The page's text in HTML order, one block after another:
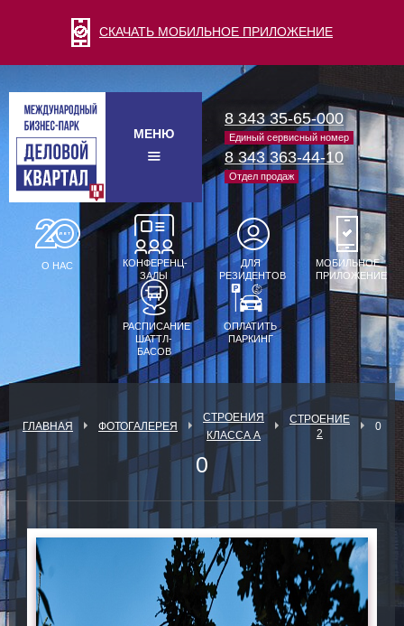
СКАЧАТЬ МОБИЛЬНОЕ ПРИЛОЖЕНИЕ
МЕНЮ
8 343 35-65-000
Единый сервисный номер
8 343 363-44-10
Отдел продаж
О НАС
КОНФЕРЕНЦ-
ЗАЛЫ
ДЛЯ
РЕЗИДЕНТОВ
МОБИЛЬНОЕ
ПРИЛОЖЕНИЕ
РАСПИСАНИЕ
ШАТТЛ-
БАСОВ
ОПЛАТИТЬ
ПАРКИНГ
ГЛАВНАЯ ФОТОГАЛЕРЕЯ
СТРОЕНИЯ
КЛАССА А
СТРОЕНИЕ
2
0
0